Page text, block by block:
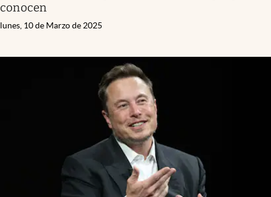
conocen
lunes, 10 de Marzo de 2025